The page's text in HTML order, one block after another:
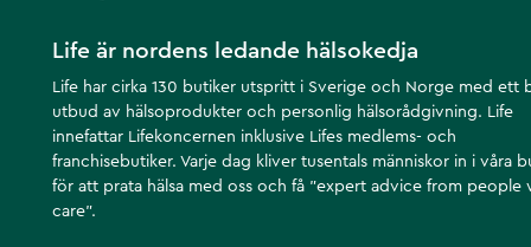
Life är nordens ledande hälsokedja
Life har cirka 130 butiker utspritt i Sverige och Norge med ett
utbud av hälsoprodukter och personlig hälsorådgivning. Life
innefattar Lifekoncernen inklusive Lifes medlems- och
franchisebutiker. Varje dag kliver tusentals människor in i våra
för att prata hälsa med oss och få ”expert advice from people
care”.